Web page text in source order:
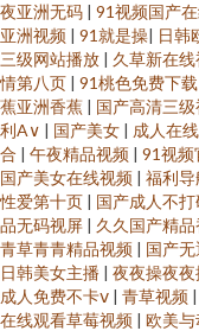
夜亚洲无码 | 91视频国产
亚洲视频 | 91就是操| 日韩
三级网站播放 | 久草新在
情第八页 | 91桃色免费下载
蕉亚洲香蕉 | 国产高清三
利A∨ | 国产美女 | 成人在
合 | 午夜精品视频 | 91视频
国产美女在线视频 | 福利
性爱第十页 | 国产成人不打
品无码视屏 | 久久国产精
青草青青精品视频 | 国产
日韩美女主播 | 夜夜操夜夜
成人免费不卡ⅴ | 青草视频 |
在线观看草莓视频 | 欧美